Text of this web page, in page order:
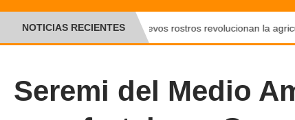
NOTICIAS RECIENTESNuevos rostros revolucionan la
Seremi del Medio